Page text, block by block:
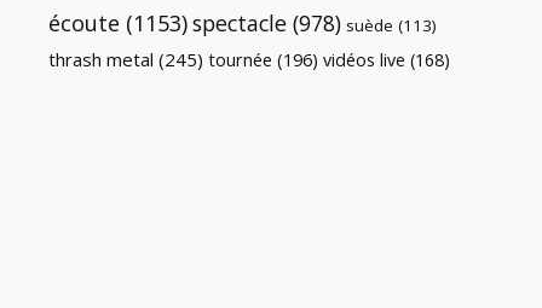
écoute (1153)spectacle (978) suède (113)
thrash metal (245) tournée (196) vidéos live (168)